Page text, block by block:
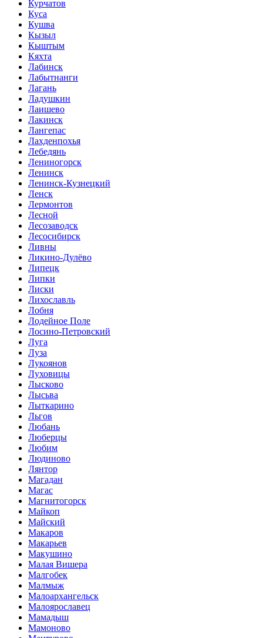
Курчатов
Куса
Кушва
Кызыл
Кыштым
Кяхта
Лабинск
Лабытнанги
Лагань
Ладушкин
Лаишево
Лакинск
Лангепас
Лахденпохья
Лебедянь
Лениногорск
Ленинск
Ленинск-Кузнецкий
Ленск
Лермонтов
Лесной
Лесозаводск
Лесосибирск
Ливны
Ликино-Дулёво
Липецк
Липки
Лиски
Лихославль
Лобня
Лодейное Поле
Лосино-Петровский
Луга
Луза
Лукоянов
Луховицы
Лысково
Лысьва
Лыткарино
Льгов
Любань
Люберцы
Любим
Людиново
Лянтор
Магадан
Магас
Магнитогорск
Майкоп
Майский
Макаров
Макарьев
Макушино
Малая Вишера
Малгобек
Малмыж
Малоархангельск
Малоярославец
Мамадыш
Мамоново